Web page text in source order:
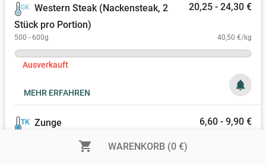
Western Steak (Nackensteak, 2
Stück pro Portion)
20,25 - 24,30 €
500 - 600g 40,50 €/kg
Ausverkauft
notifications
MEHR ERFAHREN
Zunge 6,60 - 9,90 €
shopping_cart WARENKORB (0 €)